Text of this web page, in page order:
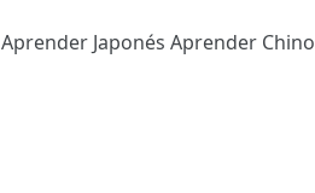
Aprender Japonés Aprender Chino